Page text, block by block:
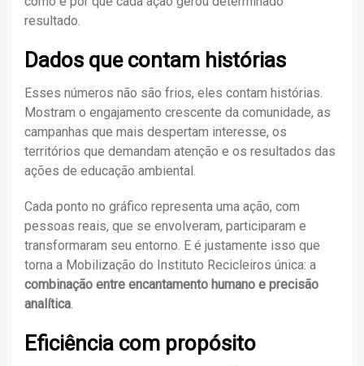
resultado.
Dados que contam histórias
Esses números não são frios, eles contam histórias.
Mostram o engajamento crescente da comunidade, as
campanhas que mais despertam interesse, os
territórios que demandam atenção e os resultados das
ações de educação ambiental.
Cada ponto no gráfico representa uma ação, com
pessoas reais, que se envolveram, participaram e
transformaram seu entorno. E é justamente isso que
torna a Mobilização do Instituto Recicleiros única: a
combinação entre encantamento humano e precisão
analítica.
Eficiência com propósito